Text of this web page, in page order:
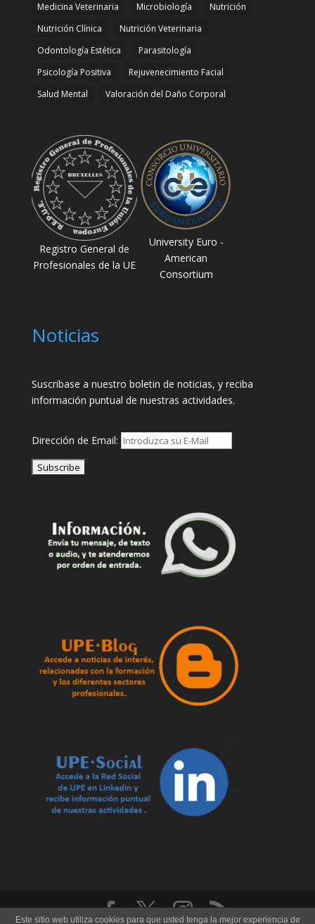
Medicina Veterinaria
Microbiología
Nutrición
Nutrición Clínica
Nutrición Veterinaria
Odontología Estética
Parasitología
Psicología Positiva
Rejuvenecimiento Facial
Salud Mental
Valoración del Daño Corporal
Registro General de
Profesionales de la UE
University Euro -
American
Consortium
Noticias
Suscribase a nuestro boletin de noticias, y reciba
información puntual de nuestras actividades.
Dirección de Email:
Este sitio web utiliza cookies para que usted tenga la mejor experiencia de